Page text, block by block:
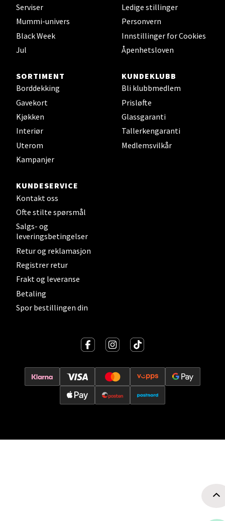
Serviser
Mummi-univers
Black Week
Jul
Ledige stillinger
Personvern
Innstillinger for Cookies
Åpenhetsloven
SORTIMENT
Borddekking
Gavekort
Kjøkken
Interiør
Uterom
Kampanjer
KUNDEKLUBB
Bli klubbmedlem
Prisløfte
Glassgaranti
Tallerkengaranti
Medlemsvilkår
KUNDESERVICE
Kontakt oss
Ofte stilte spørsmål
Salgs- og
leveringsbetingelser
Retur og reklamasjon
Registrer retur
Frakt og leveranse
Betaling
Spor bestillingen din
Velg
Steinkjer - Thon Senter Steinkjer
Sjøfartsgata 2, 7714 Steinkjer
Åpent i dag 10-20
5 i butikk
Leirvik - Stord
Torgbakken 2, 5401 Stord
Åpent i dag 10-17
Oslo - Thon Senter Storo
Åpent i dag 10-21
2 i butikk